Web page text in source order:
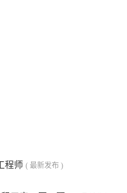
程师 ( 最新发布 )